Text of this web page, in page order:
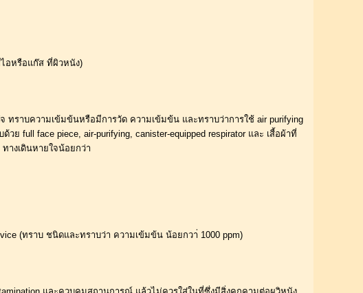
อหรือแก๊ส ที่ผิวหนัง)
ทราบความเข้มข้นหรือมีการวัด ความเข้มข้น และทราบว่าการใช้ air purifying
full face piece, air-purifying, canister-equipped respirator และ เสี้อผ้าที่
างเดินหายใจน้อยกว่า
(ทราบ ชนิดและทราบว่า ความเข้มข้น น้อยกวา่ 1000 ppm)